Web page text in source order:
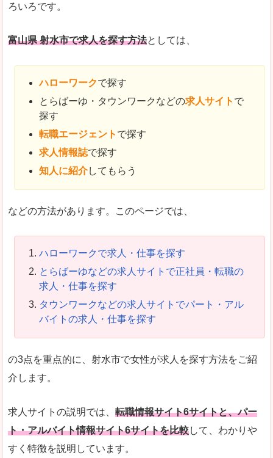
ろいろです。
富山県 射水市で求人を探す方法としては、
ハローワークで探す
とらばーゆ・タウンワークなどの求人サイト で
探す
転職エージェント で探す
求人情報誌で探す
知人に紹介してもらう
などの方法があります。このページでは、
ハローワークで求人・仕事を探す
とらばーゆなどの求人サイトで正社員・転職の
求人・仕事を探す
タウンワークなどの求人サイトでパート・アル
バイトの求人・仕事を探す
の3点を重点的に、射水市で女性が求人を探す方法をご紹
介します。
求人サイトの説明では、 転職情報サイト6サイトと、パー
ト・アルバイト情報サイト6サイトを比較して、わかりや
すく特徴を説明しています。